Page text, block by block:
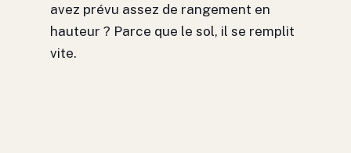
avez prévu assez de rangement en
hauteur ? Parce que le sol, il se remplit
vite.